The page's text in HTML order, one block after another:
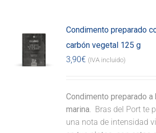
Condimento preparado
carbón vegetal 125 g
3,90€ (IVA incluido)
Condimento preparado a
marina. Bras del Port te
una nota de intensidad